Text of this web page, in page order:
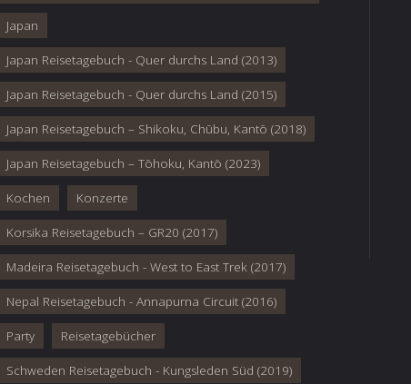
Japan
Japan Reisetagebuch - Quer durchs Land (2013)
Japan Reisetagebuch - Quer durchs Land (2015)
Japan Reisetagebuch – Shikoku, Chūbu, Kantō (2018)
Japan Reisetagebuch – Tōhoku, Kantō (2023)
Kochen Konzerte
Korsika Reisetagebuch – GR20 (2017)
Madeira Reisetagebuch - West to East Trek (2017)
Nepal Reisetagebuch - Annapurna Circuit (2016)
Party Reisetagebücher
Schweden Reisetagebuch - Kungsleden Süd (2019)